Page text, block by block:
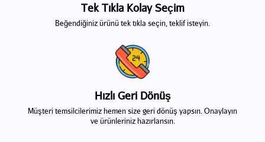
Tek Tıkla Kolay Seçim
Beğendiğiniz ürünü tek tıkla seçin, teklif isteyin.
Hızlı Geri Dönüş
Müşteri temsilcilerimiz hemen size geri dönüş yapsın. Onaylayın
ve ürünleriniz hazırlansın.